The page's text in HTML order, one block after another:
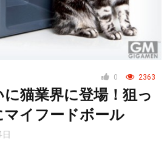
0 2363
猫業界に登場！狙っ
マイフードボール